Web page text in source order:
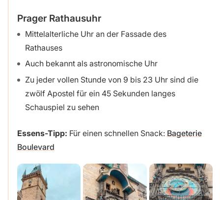
Prager Rathausuhr
Mittelalterliche Uhr an der Fassade des
Rathauses
Auch bekannt als astronomische Uhr
Zu jeder vollen Stunde von 9 bis 23 Uhr sind die
zwölf Apostel für ein 45 Sekunden langes
Schauspiel zu sehen
Essens-Tipp: Für einen schnellen Snack: Bageterie
Boulevard